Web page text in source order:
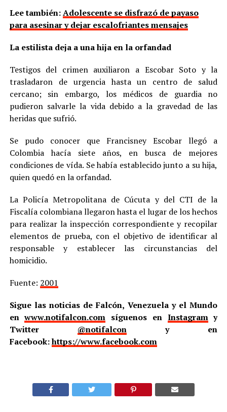
Lee también:Adolescente se disfrazó de payaso
para asesinar y dejar escalofriantes mensajes
La estilista deja a una hija en la orfandad
Testigos del crimen auxiliaron a Escobar Soto y la
trasladaron de urgencia hasta un centro de salud
cercano; sin embargo, los médicos de guardia no
pudieron salvarle la vida debido a la gravedad de las
heridas que sufrió.
Se pudo conocer que Francisney Escobar llegó a
Colombia hacía siete años, en busca de mejores
condiciones de vída. Se había establecido junto a su hija,
quien quedó en la orfandad.
La Policía Metropolitana de Cúcuta y del CTI de la
Fiscalía colombiana llegaron hasta el lugar de los hechos
para realizar la inspección correspondiente y recopilar
elementos de prueba, con el objetivo de identificar al
responsable y establecer las circunstancias del
homicidio.
Fuente: 2001
Sigue las noticias de Falcón, Venezuela y el Mundo
enwww.notifalcon.com síguenos en Instagramy
Twitter @notifalcony en
Facebook:https://www.facebook.com